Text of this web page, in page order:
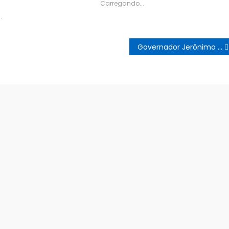
Carregando...
Governador Jerônimo Rodrigues anuncia mudanças no secretariado